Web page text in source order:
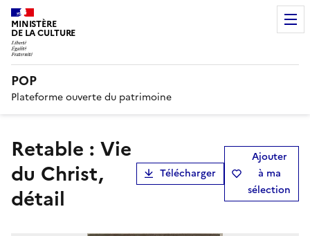
MINISTÈRE
DE LA CULTURE
POP
Plateforme ouverte du patrimoine
retable : Vie
du Christ,
détail
Télécharger
Ajouter
à ma
sélection